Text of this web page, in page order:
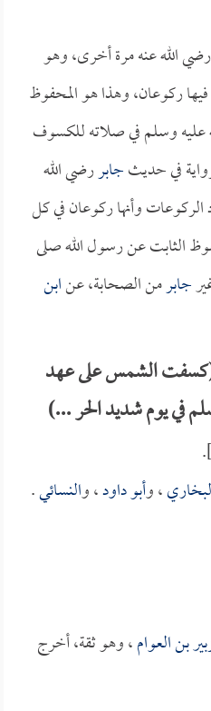
رضي الله عنه مرة أخرى، وهو
ركوعان، وهذا هو المحفوظ
عليه وسلم في صلاته للكسوف
في حديثجابررضي الله
الركوعات وأنها ركوعان في كل
الثابت عن رسول الله صلى
جابرمن الصحابة، عنابن
الشمس على عهد
في يوم شديد الحر ...)
].
، وأبو داود، والنسائي.
بن العوام، وهو ثقة، أخرج